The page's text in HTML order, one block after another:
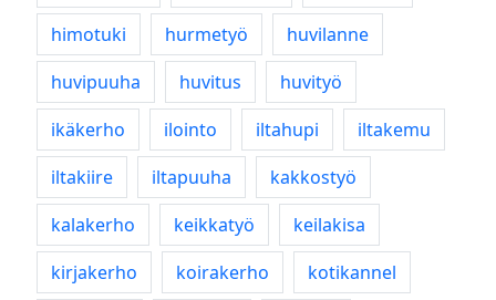
himotuki
hurmetyö
huvilanne
huvipuuha
huvitus
huvityö
ikäkerho
ilointo iltahupi
iltakemu
iltakiire
iltapuuha
kakkostyö
kalakerho
keikkatyö
keilakisa
kirjakerho
koirakerho
kotikannel